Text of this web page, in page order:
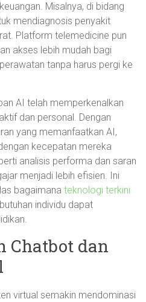
Misalnya, di bidang
mendiagnosis penyakit
Platform telemedicine pun
akses lebih mudah bagi
tanpa harus pergi ke
AI telah memperkenalkan
dan personal. Dengan
yang memanfaatkan AI,
kecepatan mereka
analisis performa dan saran
menjadi lebih efisien. Ini
bagaimanateknologi terkini
individu dapat
Chatbot dan
virtual semakin mendominasi